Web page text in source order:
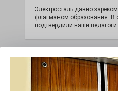
Электросталь давно
флагманом образования. В
подтвердили наши педагоги.